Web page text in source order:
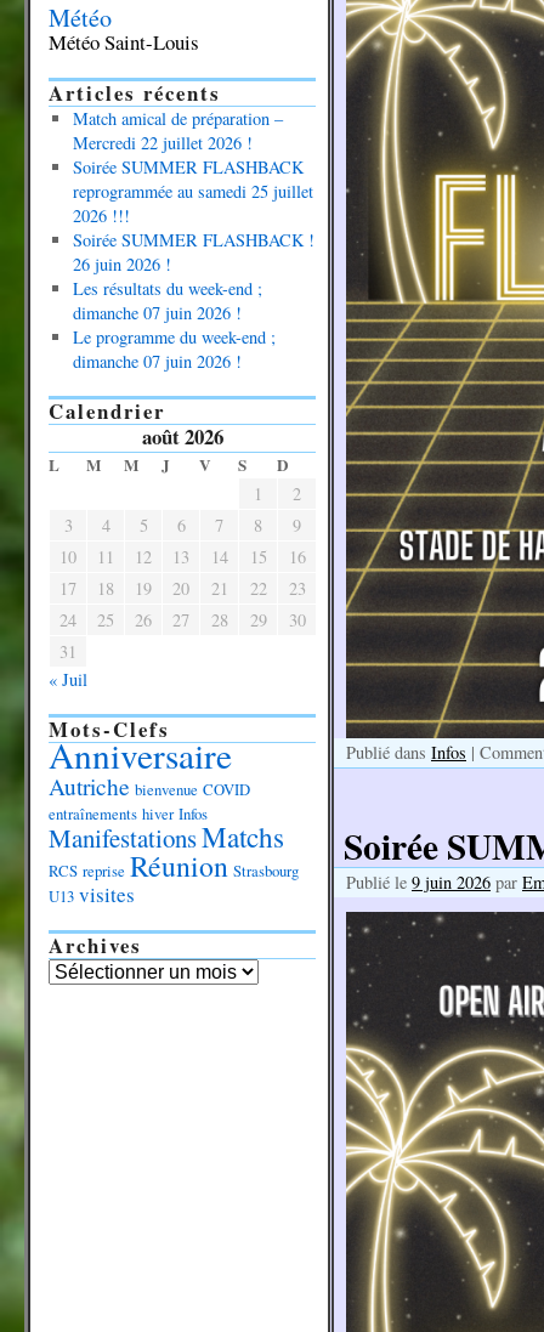
Publié dans Infos |
Soirée
Publié le 9 juin 2026 par
Météo
Météo Saint-Louis
Articles récents
Match amical de préparation –
Mercredi 22 juillet 2026 !
Soirée SUMMER FLASHBACK
reprogrammée au samedi 25 juillet
2026 !!!
Soirée SUMMER FLASHBACK !
26 juin 2026 !
Les résultats du week-end ;
dimanche 07 juin 2026 !
Le programme du week-end ;
dimanche 07 juin 2026 !
Calendrier
août 2026
L M M J V S D
1
2
3
4 5 6 7 8
9
10
11 12 13 14 15
16
17
18 19 20 21 22
23
24
25 26 27 28 29
30
31
« Juil
Mots-Clefs
Anniversaire
Autriche bienvenue COVID
entraînements hiver Infos
ManifestationsMatchs
RCS reprise Réunion Strasbourg
U13 visites
Archives